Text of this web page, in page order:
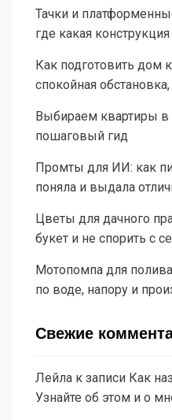
Тачки и
где какая
Как подготовить дом
спокойная
Выбираем квартиры в
пошаговый гид
Промты для ИИ: как
поняла и выдала
Цветы для дачного
букет и не спорить с
Мотопомпа для
по воде, напору и
Свежие
Лейла к записи Как
Узнайте об этом и о